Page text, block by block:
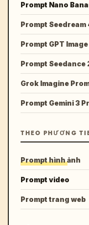
Prompt Nano
Prompt Seedream
Prompt GPT Image
Prompt Seedance
Grok Imagine
Prompt Gemini 3
THEO PHƯƠNG
Prompt hình ảnh
Prompt video
Prompt trang web